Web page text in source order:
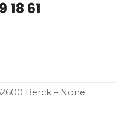
18 61
Berck – None